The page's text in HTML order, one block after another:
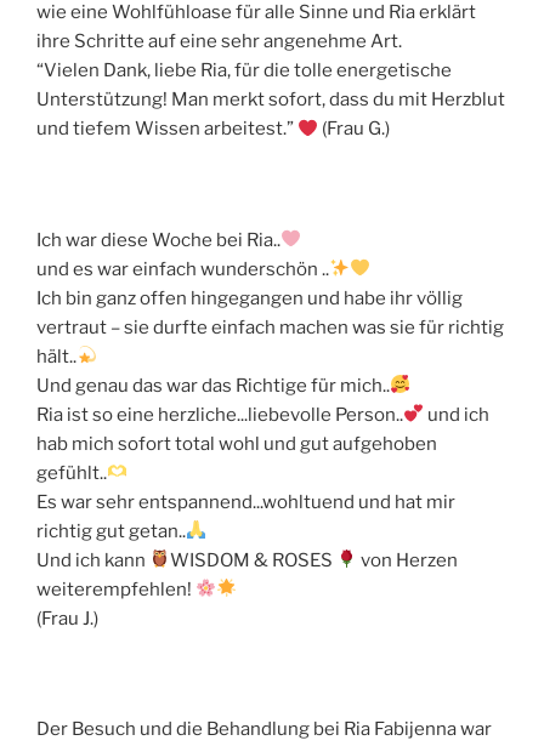
wie eine Wohlfühloase für alle Sinne und Ria erklärt
ihre Schritte auf eine sehr angenehme Art.
“Vielen Dank, liebe Ria, für die tolle energetische
Unterstützung! Man merkt sofort, dass du mit Herzblut
und tiefem Wissen arbeitest.”
(Frau G.)
Ich war diese Woche bei Ria..
und es war einfach wunderschön ..
Ich bin ganz offen hingegangen und habe ihr völlig
vertraut – sie durfte einfach machen was sie für richtig
hält..
Und genau das war das Richtige für mich..
Ria ist so eine herzliche...liebevolle Person..
und ich
hab mich sofort total wohl und gut aufgehoben
gefühlt..
Es war sehr entspannend...wohltuend und hat mir
richtig gut getan..
Und ich kann
WISDOM & ROSES
von Herzen
weiterempfehlen!
(Frau J.)
Der Besuch und die Behandlung bei Ria Fabijenna war